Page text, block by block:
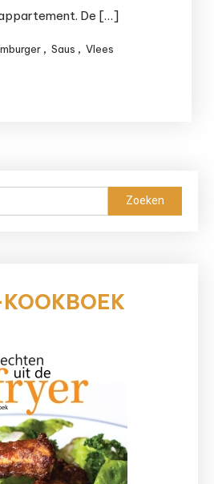
De […]
, Saus , Vlees
Zoeken
naar: